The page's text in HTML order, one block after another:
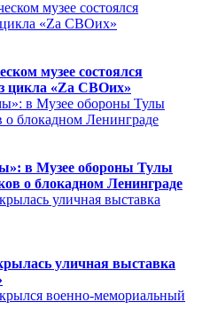
музее состоялся
цикла «Zа СВОих»
в Музее обороны Тулы
о блокадном Ленинграде
уличная выставка